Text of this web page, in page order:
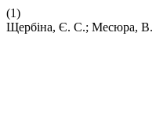
(1)
Щербіна, Є. С.;